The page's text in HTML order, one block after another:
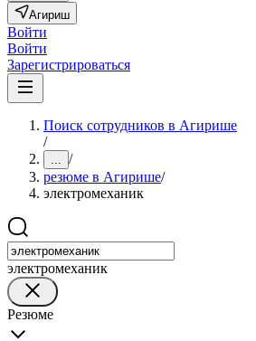
Агириш
Войти
Войти
Зарегистрироваться
Поиск сотрудников в Агирише
/
... /
резюме в Агирише/
электромеханик
электромеханик
Резюме